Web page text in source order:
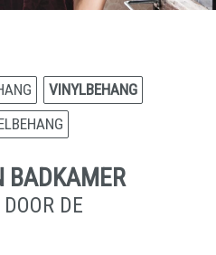
VINYLBEHANG
BADKAMER
DE